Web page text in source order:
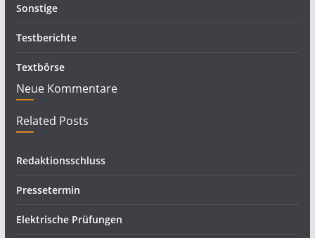
Sonstige
Testberichte
Textbörse
Neue Kommentare
Related Posts
Redaktionsschluss
Pressetermin
Elektrische Prüfungen